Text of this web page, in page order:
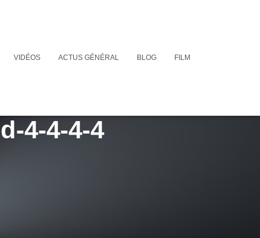
VIDÉOS ACTUS GÉNÉRAL BLOG FILM
4-4-4-4